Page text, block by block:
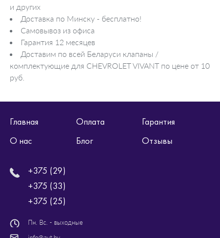
и других
Доставка по Минску - бесплатно!
Самовывоз из офиса
Гарантия 12 месяцев
Доставим по всей Беларуси клапаны /
комплектующие для CHEVROLET VIVANT по цене от 10
руб.
Главная Оплата
Гарантия
О нас
Блог Отзывы
+375 (29)
+375 (33)
+375 (25)
Пн. Вс. - выходные